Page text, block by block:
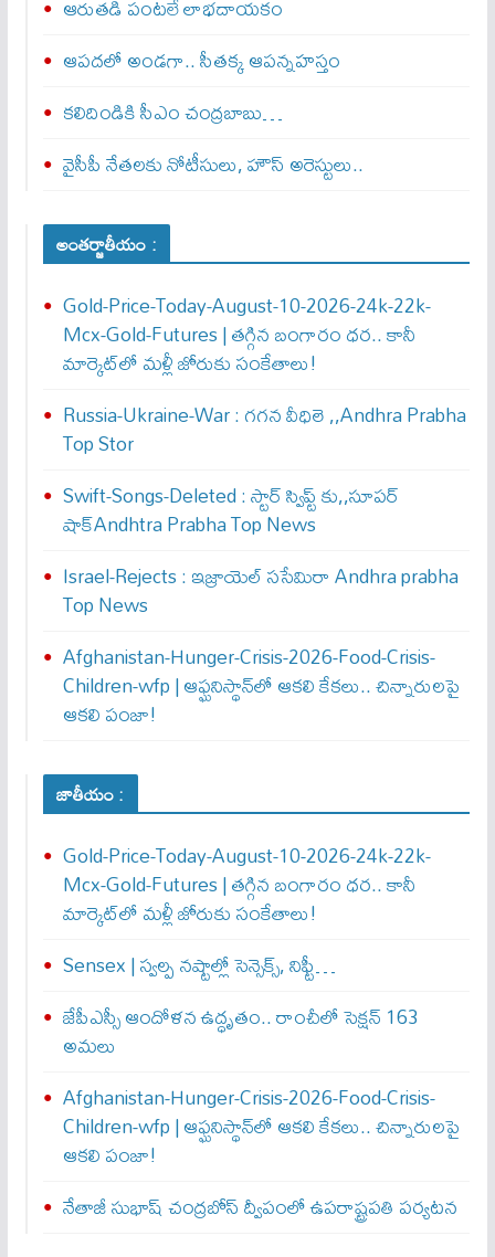
ఆరుతడి పంటలే లాభదాయకం
ఆపదలో అండగా.. సీతక్క ఆపన్నహస్తం
కలిదిండికి సీఎం చంద్రబాబు…
వైసీపీ నేతలకు నోటీసులు, హౌస్ అరెస్టులు..
అంతర్జాతీయం :
Gold-Price-Today-August-10-2026-24k-22k-
Mcx-Gold-Futures | తగ్గిన బంగారం ధర.. కానీ
మార్కెట్‌లో మళ్లీ జోరుకు సంకేతాలు!
Russia-Ukraine-War : గ‌గ‌న వీధిలె ,,Andhra Prabha
Top Stor
Swift-Songs-Deleted : స్టార్ స్విప్ట్ కు,,సూప‌ర్
షాక్Andhtra Prabha Top News
Israel-Rejects : ఇజ్రాయెల్ స‌సేమిరా Andhra prabha
Top News
Afghanistan-Hunger-Crisis-2026-Food-Crisis-
Children-wfp | ఆఫ్ఘనిస్థాన్‌లో ఆకలి కేకలు.. చిన్నారులపై
ఆకలి పంజా!
జాతీయం :
Gold-Price-Today-August-10-2026-24k-22k-
Mcx-Gold-Futures | తగ్గిన బంగారం ధర.. కానీ
మార్కెట్‌లో మళ్లీ జోరుకు సంకేతాలు!
Sensex | స్వల్ప నష్టాల్లో సెన్సెక్స్, నిఫ్టీ…
జేపీఎస్సీ ఆందోళన ఉద్ధృతం.. రాంచీలో సెక్షన్‌ 163
అమలు
Afghanistan-Hunger-Crisis-2026-Food-Crisis-
Children-wfp | ఆఫ్ఘనిస్థాన్‌లో ఆకలి కేకలు.. చిన్నారులపై
ఆకలి పంజా!
నేతాజీ సుభాష్ చంద్రబోస్ ద్వీపంలో ఉపరాష్ట్రపతి పర్యటన